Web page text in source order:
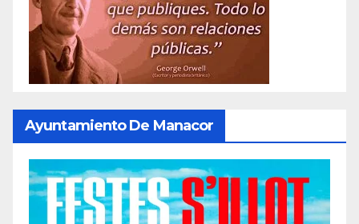
Ayuntamiento De Manacor